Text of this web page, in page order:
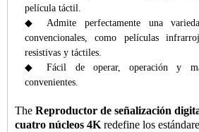
película táctil.
◆
Admite perfectamente una
convencionales, como películas
resistivas y táctiles.
◆
Fácil de operar, operación y
convenientes.
The Reproductor de señalización
cuatro núcleos 4K redefine los